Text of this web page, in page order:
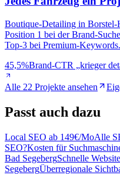
Boutique-Detailing in
Position 1 bei der Brand-
Top-3 bei Premium-Keywords.
45,5%Brand-CTR „krieger
Alle 22 Projekte ansehen
Passt auch dazu
Local SEO ab 149€/MoAlle
SEO?Kosten für
Bad SegebergSchnelle
SegebergÜberregionale